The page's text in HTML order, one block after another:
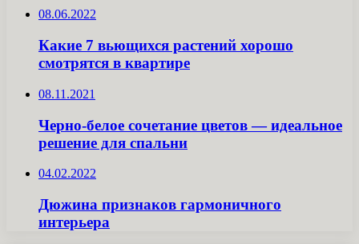
08.06.2022
Какие 7 вьющихся растений хорошо
смотрятся в квартире
08.11.2021
Черно-белое сочетание цветов — идеальное
решение для спальни
04.02.2022
Дюжина признаков гармоничного
интерьера